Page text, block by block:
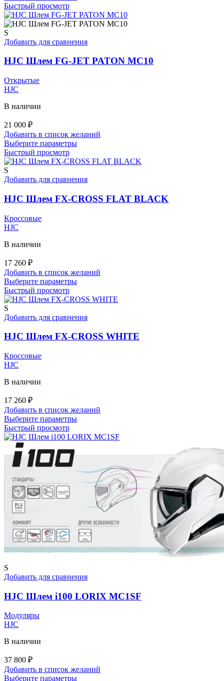
имеет
несколько
Опции
выбрать
Быстрый просмотр
S
Добавить для сравнения
HJC Шлем FG-JET PATON MC10
Открытые
HJC
В наличии
21 000 ₽
Добавить в список желаний
Выберите параметрыЭтот
имеет
вариаций.
можно
выбрать
Быстрый просмотр
S
Добавить для сравнения
HJC Шлем FX-CROSS FLAT BLACK
Кроссовые
HJC
В наличии
17 260 ₽
Добавить в список желаний
Выберите параметрыЭтот
имеет
вариаций.
можно
Быстрый просмотр
S
Добавить для сравнения
HJC Шлем FX-CROSS WHITE
Кроссовые
HJC
В наличии
17 260 ₽
Добавить в список желаний
Выберите параметрыЭтот
имеет
можно
выбрать
странице
товара.
Быстрый просмотр
S
Добавить для сравнения
HJC Шлем i100 LORIX MC1SF
Модуляры
HJC
В наличии
37 800 ₽
Добавить в список желаний
Выберите параметрыЭтот